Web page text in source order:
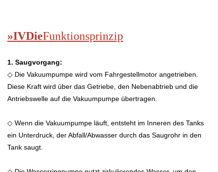
»IVDieFunktionsprinzip
1. Saugvorgang:
◇ Die Vakuumpumpe wird vom Fahrgestellmotor angetrieben.
Diese Kraft wird über das Getriebe, den Nebenabtrieb und die
Antriebswelle auf die Vakuumpumpe übertragen.
◇ Wenn die Vakuumpumpe läuft, entsteht im Inneren des Tanks
ein Unterdruck, der Abfall/Abwasser durch das Saugrohr in den
Tank saugt.